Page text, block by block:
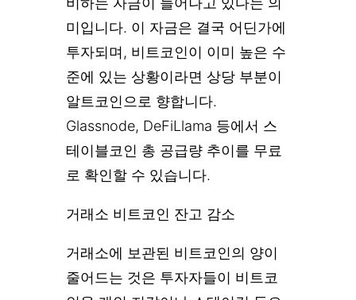
미입니다. 이 자금은 결국 어딘가에
투자되며, 비트코인이 이미 높은 수
준에 있는 상황이라면 상당 부분이
알트코인으로 향합니다.
Glassnode, DeFiLlama 등에서 스
테이블코인 총 공급량 추이를 무료
로 확인할 수 있습니다.
거래소 비트코인 잔고 감소
거래소에 보관된 비트코인의 양이
줄어드는 것은 투자자들이 비트코